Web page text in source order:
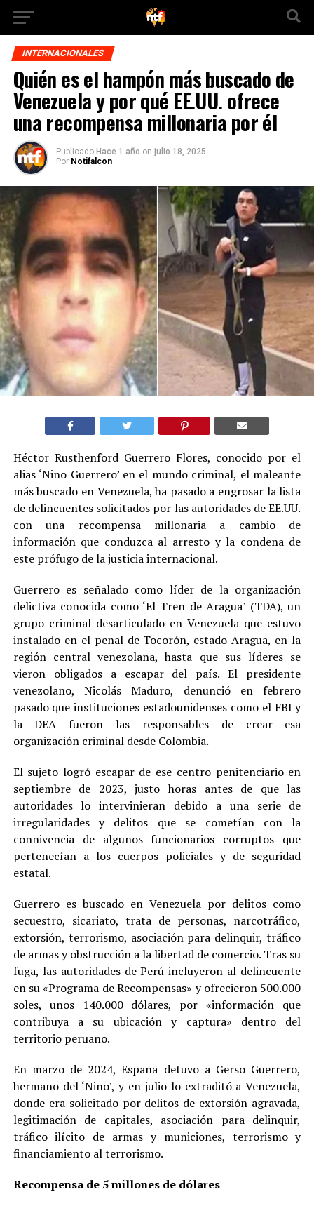
INTERNACIONALES
Quién es el hampón más buscado de
Venezuela y por qué EE.UU. ofrece
una recompensa millonaria por él
Publicado Hace 1 año on julio 18, 2025
Por Notifalcon
Héctor Rusthenford Guerrero Flores, conocido por el
alias ‘Niño Guerrero’ en el mundo criminal, el maleante
más buscado en Venezuela, ha pasado a engrosar la lista
de delincuentes solicitados por las autoridades de EE.UU.
con una recompensa millonaria a cambio de
información que conduzca al arresto y la condena de
este prófugo de la justicia internacional.
Guerrero es señalado como líder de la organización
delictiva conocida como ‘El Tren de Aragua’ (TDA), un
grupo criminal desarticulado en Venezuela que estuvo
instalado en el penal de Tocorón, estado Aragua, en la
región central venezolana, hasta que sus líderes se
vieron obligados a escapar del país. El presidente
venezolano, Nicolás Maduro, denunció en febrero
pasado que instituciones estadounidenses como el FBI y
la DEA fueron las responsables de crear esa
organización criminal desde Colombia.
El sujeto logró escapar de ese centro penitenciario en
septiembre de 2023, justo horas antes de que las
autoridades lo intervinieran debido a una serie de
irregularidades y delitos que se cometían con la
connivencia de algunos funcionarios corruptos que
pertenecían a los cuerpos policiales y de seguridad
estatal.
Guerrero es buscado en Venezuela por delitos como
secuestro, sicariato, trata de personas, narcotráfico,
extorsión, terrorismo, asociación para delinquir, tráfico
de armas y obstrucción a la libertad de comercio. Tras su
fuga, las autoridades de Perú incluyeron al delincuente
en su «Programa de Recompensas» y ofrecieron 500.000
soles, unos 140.000 dólares, por «información que
contribuya a su ubicación y captura» dentro del
territorio peruano.
En marzo de 2024, España detuvo a Gerso Guerrero,
hermano del ‘Niño’, y en julio lo extraditó a Venezuela,
donde era solicitado por delitos de extorsión agravada,
legitimación de capitales, asociación para delinquir,
tráfico ilícito de armas y municiones, terrorismo y
financiamiento al terrorismo.
Recompensa de 5 millones de dólares